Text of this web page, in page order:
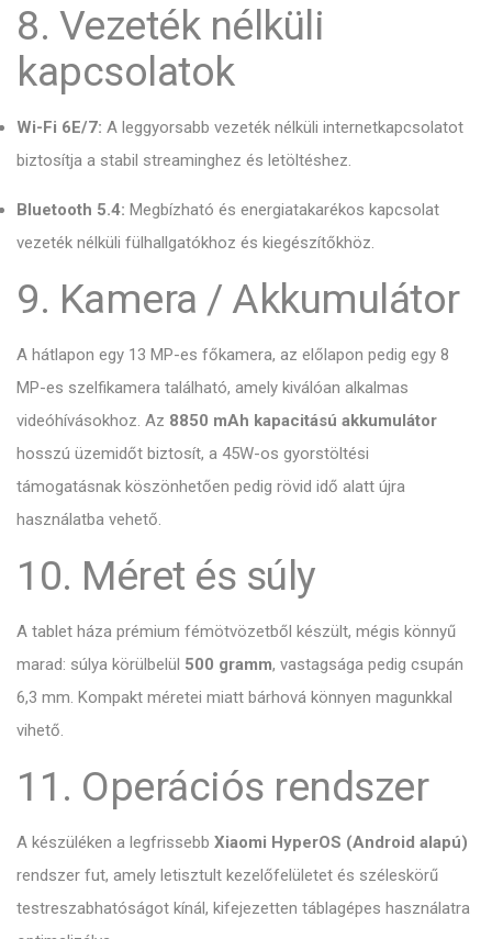
8. Vezeték nélküli
kapcsolatok
Wi-Fi 6E/7: A leggyorsabb vezeték nélküli internetkapcsolatot
biztosítja a stabil streaminghez és letöltéshez.
Bluetooth 5.4: Megbízható és energiatakarékos kapcsolat
vezeték nélküli fülhallgatókhoz és kiegészítőkhöz.
9. Kamera / Akkumulátor
A hátlapon egy 13 MP-es főkamera, az előlapon pedig egy 8
MP-es szelfikamera található, amely kiválóan alkalmas
videóhívásokhoz. Az 8850 mAh kapacitású akkumulátor
hosszú üzemidőt biztosít, a 45W-os gyorstöltési
támogatásnak köszönhetően pedig rövid idő alatt újra
használatba vehető.
10. Méret és súly
A tablet háza prémium fémötvözetből készült, mégis könnyű
marad: súlya körülbelül 500 gramm, vastagsága pedig csupán
6,3 mm. Kompakt méretei miatt bárhová könnyen magunkkal
vihető.
11. Operációs rendszer
A készüléken a legfrissebb Xiaomi HyperOS (Android alapú)
rendszer fut, amely letisztult kezelőfelületet és széleskörű
testreszabhatóságot kínál, kifejezetten táblagépes használatra